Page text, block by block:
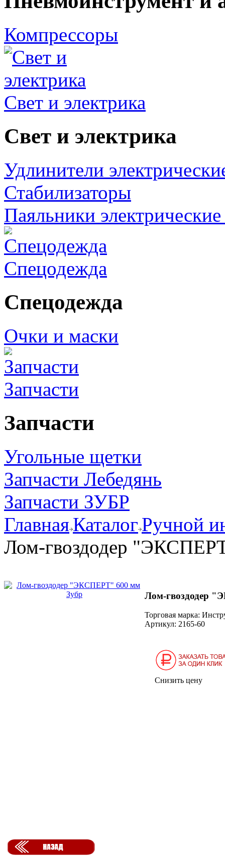
Компрессоры
Свет и электрика
Свет и электрика
Удлинители
Стабилизаторы
Паяльники
Спецодежда
Спецодежда
Очки и маски
Запчасти
Запчасти
Угольные щетки
Запчасти Лебедянь
Запчасти ЗУБР
ГлавнаяКаталог Ручной
Лом-гвоздодер
Лом-гвоздодер
Торговая марка:
Артикул: 2165-60
Снизить цену